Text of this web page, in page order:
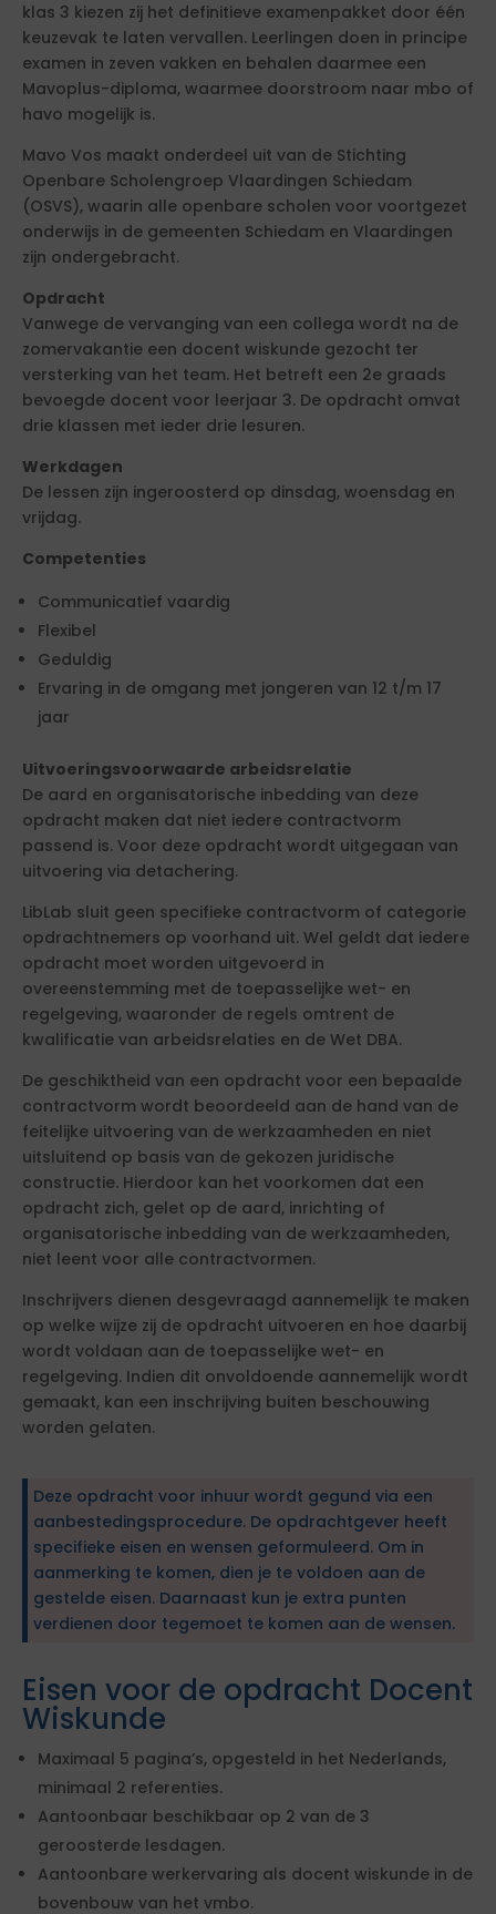
klas 3 kiezen zij het definitieve examenpakket door één
keuzevak te laten vervallen. Leerlingen doen in principe
examen in zeven vakken en behalen daarmee een
Mavoplus-diploma, waarmee doorstroom naar mbo of
havo mogelijk is.
Mavo Vos maakt onderdeel uit van de Stichting
Openbare Scholengroep Vlaardingen Schiedam
(OSVS), waarin alle openbare scholen voor voortgezet
onderwijs in de gemeenten Schiedam en Vlaardingen
zijn ondergebracht.
Opdracht
Vanwege de vervanging van een collega wordt na de
zomervakantie een docent wiskunde gezocht ter
versterking van het team. Het betreft een 2e graads
bevoegde docent voor leerjaar 3. De opdracht omvat
drie klassen met ieder drie lesuren.
Werkdagen
De lessen zijn ingeroosterd op dinsdag, woensdag en
vrijdag.
Competenties
Communicatief vaardig
Flexibel
Geduldig
Ervaring in de omgang met jongeren van 12 t/m 17
jaar
Uitvoeringsvoorwaarde arbeidsrelatie
De aard en organisatorische inbedding van deze
opdracht maken dat niet iedere contractvorm
passend is. Voor deze opdracht wordt uitgegaan van
uitvoering via detachering.
LibLab sluit geen specifieke contractvorm of categorie
opdrachtnemers op voorhand uit. Wel geldt dat iedere
opdracht moet worden uitgevoerd in
overeenstemming met de toepasselijke wet- en
regelgeving, waaronder de regels omtrent de
kwalificatie van arbeidsrelaties en de Wet DBA.
De geschiktheid van een opdracht voor een bepaalde
contractvorm wordt beoordeeld aan de hand van de
feitelijke uitvoering van de werkzaamheden en niet
uitsluitend op basis van de gekozen juridische
constructie. Hierdoor kan het voorkomen dat een
opdracht zich, gelet op de aard, inrichting of
organisatorische inbedding van de werkzaamheden,
niet leent voor alle contractvormen.
Inschrijvers dienen desgevraagd aannemelijk te maken
op welke wijze zij de opdracht uitvoeren en hoe daarbij
wordt voldaan aan de toepasselijke wet- en
regelgeving. Indien dit onvoldoende aannemelijk wordt
gemaakt, kan een inschrijving buiten beschouwing
worden gelaten.
Deze opdracht voor inhuur wordt gegund via een
aanbestedingsprocedure. De opdrachtgever heeft
specifieke eisen en wensen geformuleerd. Om in
aanmerking te komen, dien je te voldoen aan de
gestelde eisen. Daarnaast kun je extra punten
verdienen door tegemoet te komen aan de wensen.
Eisen voor de opdracht Docent
Wiskunde
Maximaal 5 pagina’s, opgesteld in het Nederlands,
minimaal 2 referenties.
Aantoonbaar beschikbaar op 2 van de 3
geroosterde lesdagen.
Aantoonbare werkervaring als docent wiskunde in de
bovenbouw van het vmbo.